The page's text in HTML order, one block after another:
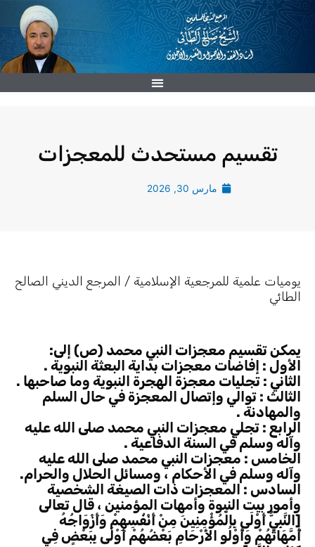
تخطي
تقسيم مستحدث للمعجزات
مارس 30, 2026
يوميات علمية للمرجعية الإسلامية / المرجع الديني الصالح
الطائي
يمكن تقسيم معجزات النبي محمد (ص) إلى:
الأول : إفاضات معجزات بداية البعثة النبوية .
الثاني : تجليات معجزة الهجرة النبوية وما صاحبها .
الثالث : توالي وإتصال المعجزة في حال السلم
والمهادنة .
الرابع : تجلي معجزات النبي محمد صلى الله عليه
وآله وسلم في السنة الدفاعية .
الخامس : معجزات النبي محمد صلى الله عليه
وآله وسلم في الأحكام ، ومسائل الحلال والحرام.
السادس : المعجزات ذات الصيغة الشخصية
وأمور بيت النبوة وأمهات المؤمنين ، قال تعالى
[النَّبِيُّ أَوْلَى بِالْمُؤْمِنِينَ مِنْ أَنْفُسِهِمْ وَأَزْوَاجُهُ
أُمَّهَاتُهُمْ وَأُوْلُو الأَرْحَامِ بَعْضُهُمْ أَوْلَى بِبَعْضٍ فِي